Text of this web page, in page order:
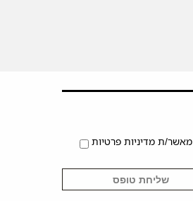
מאשר/ת מדיניות פרטיות